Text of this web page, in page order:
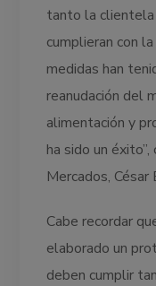
tanto la
cumplieran con
medidas han
reanudación del
alimentación y
ha sido un
Mercados, César
Cabe recordar
elaborado un
deben cumplir